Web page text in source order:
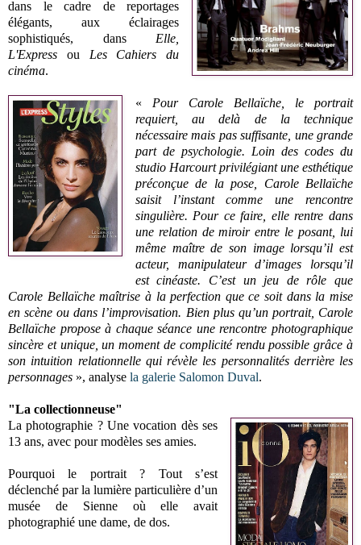
dans le cadre de reportages
élégants, aux éclairages
sophistiqués, dans Elle,
L'Express ou Les Cahiers du
cinéma.
« Pour Carole Bellaïche, le portrait
requiert, au delà de la technique
nécessaire mais pas suffisante, une grande
part de psychologie. Loin des codes du
studio Harcourt privilégiant une esthétique
préconçue de la pose, Carole Bellaïche
saisit l’instant comme une rencontre
singulière. Pour ce faire, elle rentre dans
une relation de miroir entre le posant, lui
même maître de son image lorsqu’il est
acteur, manipulateur d’images lorsqu’il
est cinéaste. C’est un jeu de rôle que
Carole Bellaïche maîtrise à la perfection que ce soit dans la mise
en scène ou dans l’improvisation. Bien plus qu’un portrait, Carole
Bellaïche propose à chaque séance une rencontre photographique
sincère et unique, un moment de complicité rendu possible grâce à
son intuition relationnelle qui révèle les personnalités derrière les
personnages », analyse la galerie Salomon Duval.
"La collectionneuse"
La photographie ? Une vocation dès ses
13 ans, avec pour modèles ses amies.
Pourquoi le portrait ? Tout s’est
déclenché par la lumière particulière d’un
musée de Sienne où elle avait
photographié une dame, de dos.